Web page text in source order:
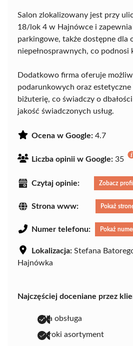
Salon zlokalizowany jest przy
18/lok 4 w Hajnówce i zapewnia
parkingowe, także dostępne dla
niepełnosprawnych, co
Dodatkowo firma oferuje
podarunkowych oraz estetyczne
biżuterię, co świadczy o
jakość świadczonych usług.
Ocena w Google: 4.7
Liczba opinii w Google: 35
Czytaj opinie: Zobacz profil
Strona www: Pokaż
Numer telefonu: Pokaż
Lokalizacja: Stefana
Hajnówka
Najczęściej doceniane przez
miła obsługa
szeroki asortyment